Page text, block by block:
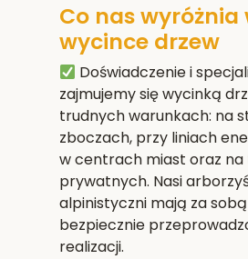
Co nas wyróżnia
wycince drzew
Doświadczenie i
zajmujemy się wycinką
trudnych warunkach: na
zboczach, przy liniach
w centrach miast oraz
prywatnych. Nasi
alpinistyczni mają za
bezpiecznie
realizacji.